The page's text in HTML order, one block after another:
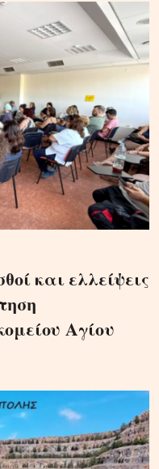
και ελλείψεις
Αγίου